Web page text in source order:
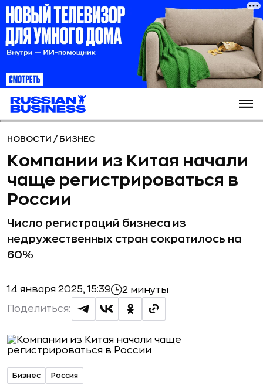
НОВОСТИ / БИЗНЕС
Компании из Китая начали
чаще регистрироваться в
России
Число регистраций бизнеса из
недружественных стран сократилось на
60%
14 января 2025, 15:39 2 минуты
Поделиться:
Бизнес Россия